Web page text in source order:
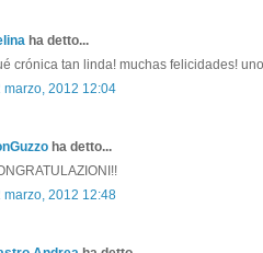
ha detto...
crónica tan linda! muchas felicidades!
marzo, 2012 12:04
ha detto...
marzo, 2012 12:48